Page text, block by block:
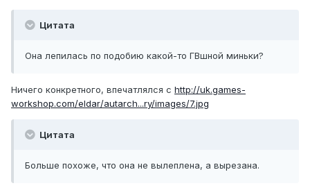
Цитата
Она лепилась по подобию какой-то ГВшной миньки?
Ничего конкретного, впечатлялся с http://uk.games-
workshop.com/eldar/autarch...ry/images/7.jpg
Цитата
Больше похоже, что она не вылеплена, а вырезана.